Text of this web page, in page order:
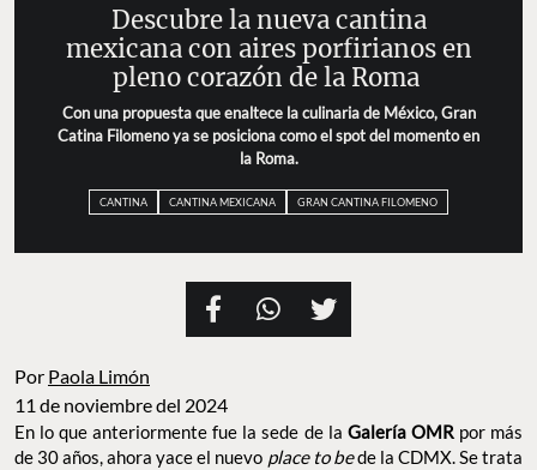
Descubre la nueva cantina
mexicana con aires porfirianos en
pleno corazón de la Roma
Con una propuesta que enaltece la culinaria de México, Gran
Catina Filomeno ya se posiciona como el spot del momento en
la Roma.
CANTINA CANTINA MEXICANA GRAN CANTINA FILOMENO
Por Paola Limón
11 de noviembre del 2024
En lo que anteriormente fue la sede de la Galería OMR por más
de 30 años, ahora yace el nuevo place to bede la CDMX. Se trata